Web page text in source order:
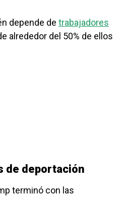
depende de trabajadores
alrededor del 50% de ellos
de deportación
terminó con las